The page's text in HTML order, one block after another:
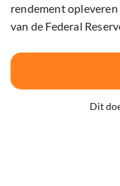
rendement
van de Federal
Dit